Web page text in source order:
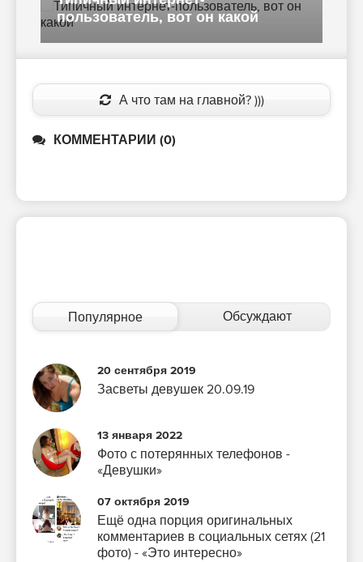
развеселил интернет (2 фото)
А что там на главной? )))
КОММЕНТАРИИ (0)
Популярное Обсуждают
20 сентября 2019
Засветы девушек 20.09.19
13 января 2022
Фото с потерянных телефонов -
«Девушки»
07 октября 2019
Ещё одна порция оригинальных
комментариев в социальных сетях (21
фото) - «Это интересно»